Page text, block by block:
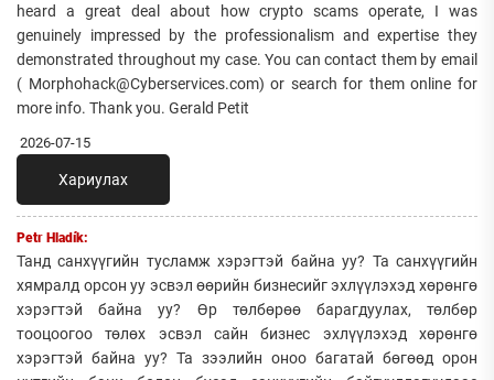
heard a great deal about how crypto scams operate, I was
genuinely impressed by the professionalism and expertise they
demonstrated throughout my case. You can contact them by email
( Morphohack@Cyberservices.com) or search for them online for
more info. Thank you. Gerald Petit
2026-07-15
Хариулах
Petr Hladík:
Танд санхүүгийн тусламж хэрэгтэй байна уу? Та санхүүгийн
хямралд орсон уу эсвэл өөрийн бизнесийг эхлүүлэхэд хөрөнгө
хэрэгтэй байна уу? Өр төлбөрөө барагдуулах, төлбөр
тооцоогоо төлөх эсвэл сайн бизнес эхлүүлэхэд хөрөнгө
хэрэгтэй байна уу? Та зээлийн оноо багатай бөгөөд орон